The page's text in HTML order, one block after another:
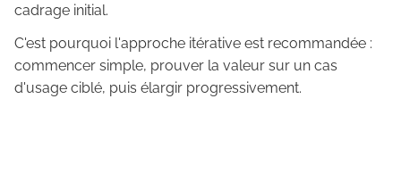
cadrage initial.
C'est pourquoi l'approche itérative est recommandée :
commencer simple, prouver la valeur sur un cas
d'usage ciblé, puis élargir progressivement.